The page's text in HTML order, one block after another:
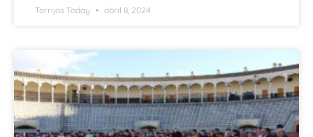
Torrijos Today abril 8, 2024